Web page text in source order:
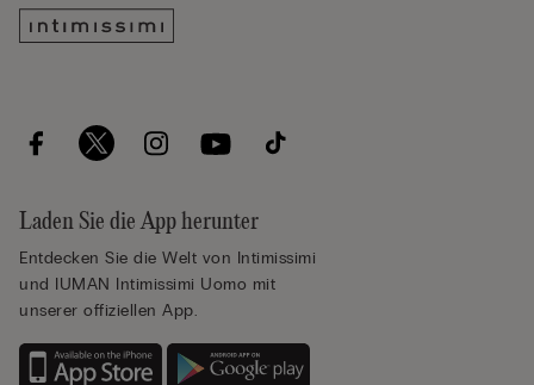
Laden Sie die App herunter
Entdecken Sie die Welt von Intimissimi
und IUMAN Intimissimi Uomo mit
unserer offiziellen App.